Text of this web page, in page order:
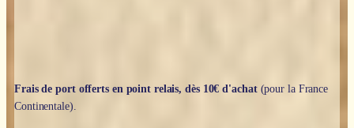
Frais de port offerts en point relais, dès 10€ d'achat(pour la France
Continentale).